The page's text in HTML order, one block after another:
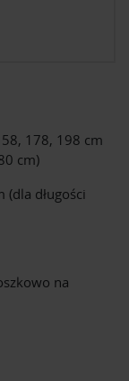
178, 198 cm
cm)
(dla długości
na